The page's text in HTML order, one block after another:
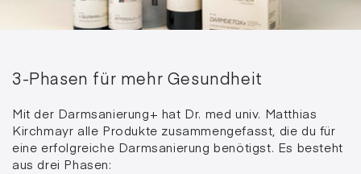
3-Phasen für mehr Gesundheit
Mit der Darmsanierung+ hat Dr. med univ. Matthias
Kirchmayr alle Produkte zusammengefasst, die du für
eine erfolgreiche Darmsanierung benötigst. Es besteht
aus drei Phasen: